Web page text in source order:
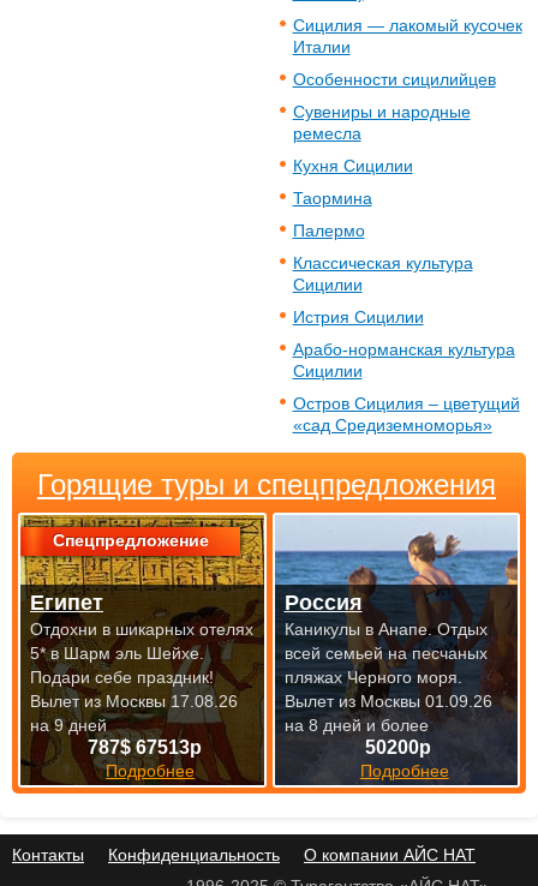
Сицилия — лакомый кусочек
Италии
Особенности сицилийцев
Сувениры и народные
ремесла
Кухня Сицилии
Таормина
Палермо
Классическая культура
Сицилии
Истрия Сицилии
Арабо-норманская культура
Сицилии
Остров Сицилия – цветущий
«сад Средиземноморья»
Горящие туры и спецпредложения
Спецпредложение
787$ 67513р
Подробнее
Египет
Отдохни в шикарных отелях
5* в Шарм эль Шейхе.
Подари себе праздник!
Вылет из Москвы 17.08.26
на 9 дней
50200р
Подробнее
Россия
Каникулы в Анапе. Отдых
всей семьей на песчаных
пляжах Черного моря.
Вылет из Москвы 01.09.26
на 8 дней и более
Контакты Конфиденциальность
О компании АЙС НАТ